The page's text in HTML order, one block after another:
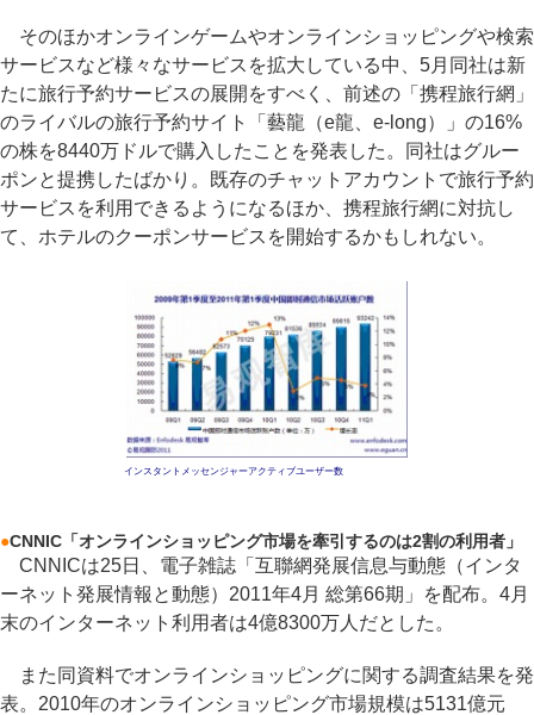
そのほかオンラインゲームやオンラインショッピングや検索
サービスなど様々なサービスを拡大している中、5月同社は新
たに旅行予約サービスの展開をすべく、前述の「携程旅行網」
のライバルの旅行予約サイト「藝龍（e龍、e-long）」の16%
の株を8440万ドルで購入したことを発表した。同社はグルー
ポンと提携したばかり。既存のチャットアカウントで旅行予約
サービスを利用できるようになるほか、携程旅行網に対抗し
て、ホテルのクーポンサービスを開始するかもしれない。
インスタントメッセンジャーアクティブユーザー数
●CNNIC「オンラインショッピング市場を牽引するのは2割の利用者」
CNNICは25日、電子雑誌「互聯網発展信息与動態（インタ
ーネット発展情報と動態）2011年4月 総第66期」を配布。4月
末のインターネット利用者は4億8300万人だとした。
また同資料でオンラインショッピングに関する調査結果を発
表。2010年のオンラインショッピング市場規模は5131億元